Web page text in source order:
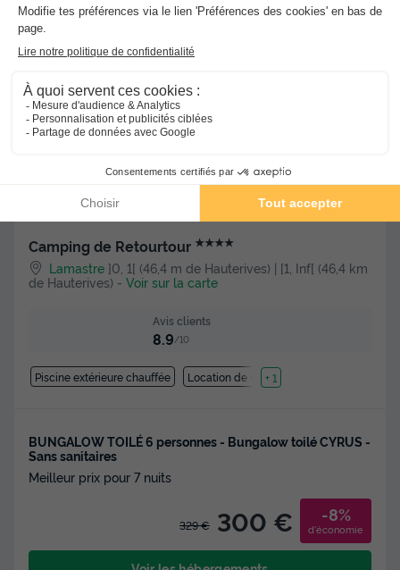
Camping de Retourtour ★★★★
Lamastre ]0, 1[ (46,4 m de Hauterives) | [1, Inf[ (46,4 km
de Hauterives) - Voir sur la carte
Avis clients
8.9/10
Piscine extérieure chauffée Location de vélos
+ 1
BUNGALOW TOILÉ 6 personnes - Bungalow toilé CYRUS -
Sans sanitaires
Meilleur prix pour 7 nuits
329 € 300 € -8%
d'économie